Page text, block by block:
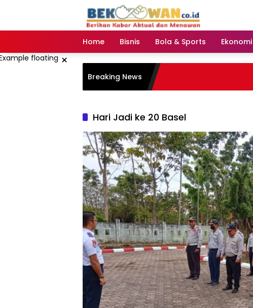
Home
Bisnis Bola & Sports Ekonomi
×
Breaking News
Hari Jadi ke 20 Basel